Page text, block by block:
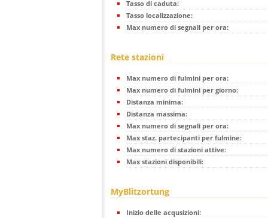
Tasso di caduta:
Tasso localizzazione:
Max numero di segnali per ora:
Rete stazioni
Max numero di fulmini per ora:
Max numero di fulmini per giorno:
Distanza minima:
Distanza massima:
Max numero di segnali per ora:
Max staz. partecipanti per fulmine:
Max numero di stazioni attive:
Max stazioni disponibili:
MyBlitzortung
Inizio delle acqusizioni: